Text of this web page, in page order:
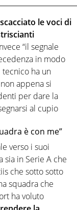
le voci di
“il segnale
in modo
tecnico ha un
appena si
per dare la
al cupio
è con me”
verso i suoi
sia in Serie A che
che sotto sotto
squadra che
ha voluto